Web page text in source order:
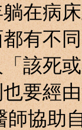
在病
有不
該死
要經
助自